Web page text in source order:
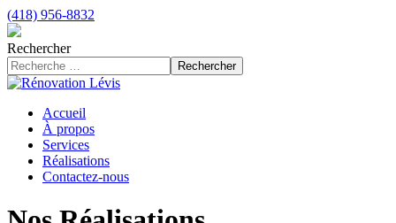
(418) 956-8832
Rechercher
Rechercher
Accueil
À propos
Services
Réalisations
Contactez-nous